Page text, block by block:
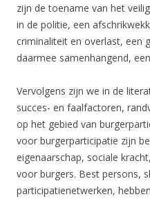
zijn de toename van het
in de politie, een
criminaliteit en overlast, een
daarmee samenhangend,
Vervolgens zijn we in de
succes- en faalfactoren,
op het gebied van
voor burgerparticipatie zijn
eigenaarschap, sociale
voor burgers. Best persons,
participatienetwerken,